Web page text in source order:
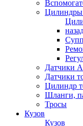
Цилиндры
Датчики
Датчики
Цилиндр
Шланги,
Тросы
Кузов
Кузов